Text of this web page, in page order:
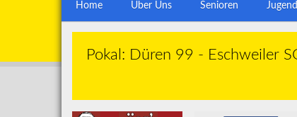
Home Über Uns Senioren Jugend
Pokal: Düren 99 - Eschweiler